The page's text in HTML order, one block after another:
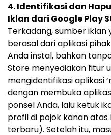
4. Identifikasi dan
Iklan dari Google Play
Terkadang, sumber iklan
berasal dari aplikasi
Anda instal, bahkan
Store menyediakan fitur
mengidentifikasi aplikasi
dengan membuka
ponsel Anda, lalu ketuk
profil di pojok kanan
terbaru). Setelah itu,